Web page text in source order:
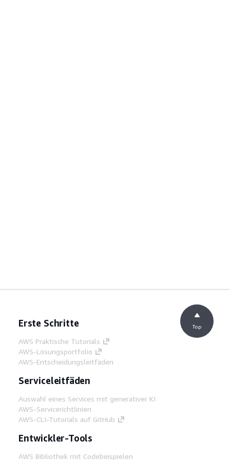
Erste Schritte
AWS Praktische Tutorials
AWS-Lösungsportfolio
AWS-Entscheidungsleitfäden
Serviceleitfäden
Auswahl eines Services mit generativer KI
AWS-Servicerichtlinien
AWS-CLI-Tutorials auf GitHub
Entwickler-Tools
AWS Bibliothek mit Codebeispielen
Top